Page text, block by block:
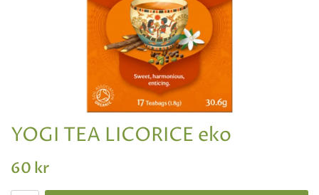
YOGI TEA LICORICE eko
60 kr